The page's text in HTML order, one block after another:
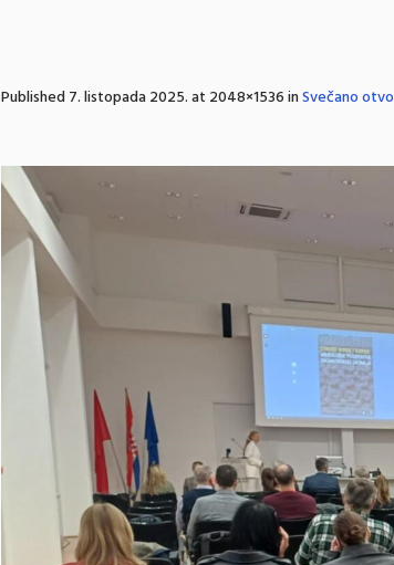
Published7. listopada 2025.at 2048×1536 inSvečano